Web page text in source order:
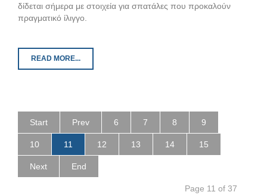
δίδεται σήμερα με στοιχεία για σπατάλες που προκαλούν
πραγματικό ίλιγγο.
READ MORE...
Start Prev 6 7 8 9
10 11 12 13 14 15
Next End
Page 11 of 37